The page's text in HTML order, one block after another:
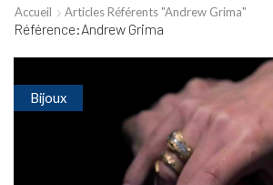
Accueil Articles Référents "Andrew Grima"
Référence:Andrew Grima
Bijoux